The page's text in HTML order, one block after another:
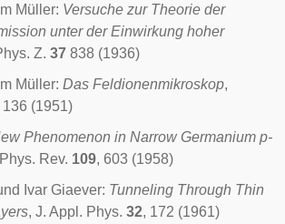
Müller: Versuche zur Theorie der
unter der Einwirkung hoher
Z. 37 838 (1936)
Müller: Das Feldionenmikroskop,
136 (1951)
Phenomenon in Narrow Germanium p-
Rev. 109, 603 (1958)
Ivar Giaever: Tunneling Through Thin
, J. Appl. Phys. 32, 172 (1961)